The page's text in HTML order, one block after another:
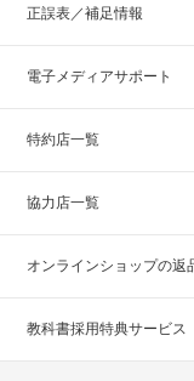
正誤表／補足情報
電子メディアサポート
特約店一覧
協力店一覧
オンラインショップの返
教科書採用特典サービス